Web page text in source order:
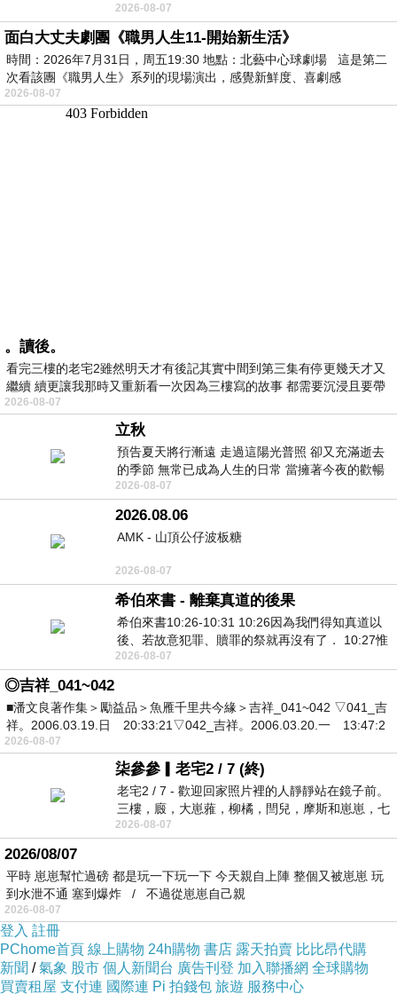
愉快。
2026-08-07
面白大丈夫劇團《職男人生11-開始新生活》
時間：2026年7月31日，周五19:30 地點：北藝中心球劇場 這是第二
次看該團《職男人生》系列的現場演出，感覺新鮮度、喜劇感
2026-08-07
。讀後。
看完三樓的老宅2雖然明天才有後記其實中間到第三集有停更幾天才又
繼續 續更讓我那時又重新看一次因為三樓寫的故事 都需要沉浸且要帶
有
2026-08-07
立秋
預告夏天將行漸遠 走過這陽光普照 卻又充滿逝去
的季節 無常已成為人生的日常 當擁著今夜的歡暢
舒心 轉眼驟成昨日 而明晨 太陽
2026-08-07
2026.08.06
AMK - 山頂公仔波板糖
2026-08-07
希伯來書 - 離棄真道的後果
希伯來書10:26-10:31 10:26因為我們得知真道以
後、若故意犯罪、贖罪的祭就再沒有了． 10:27惟
有戰懼等候審判和那燒滅眾敵人的烈火
2026-08-07
◎吉祥_041~042
■潘文良著作集＞勵益品＞魚雁千里共今緣＞吉祥_041~042 ▽041_吉
祥。2006.03.19.日 20:33:21▽042_吉祥。2006.03.20.一 13:47:2
2026-08-07
柒參參▎老宅2 / 7 (終)
老宅2 / 7 - 歡迎回家照片裡的人靜靜站在鏡子前。
三樓，廄，大崽蕥，柳橘，閆兒，摩斯和崽崽，七
個人整整齊齊地站在鏡框之外，如同
2026-08-07
2026/08/07
平時 崽崽幫忙過磅 都是玩一下玩一下 今天親自上陣 整個又被崽崽 玩
到水泄不通 塞到爆炸 / 不過從崽崽自己親
2026-08-07
登入 註冊
PChome首頁 線上購物 24h購物 書店 露天拍賣 比比昂代購
新聞 /氣象 股市 個人新聞台 廣告刊登 加入聯播網 全球購物
買賣租屋 支付連 國際連 Pi 拍錢包 旅遊 服務中心